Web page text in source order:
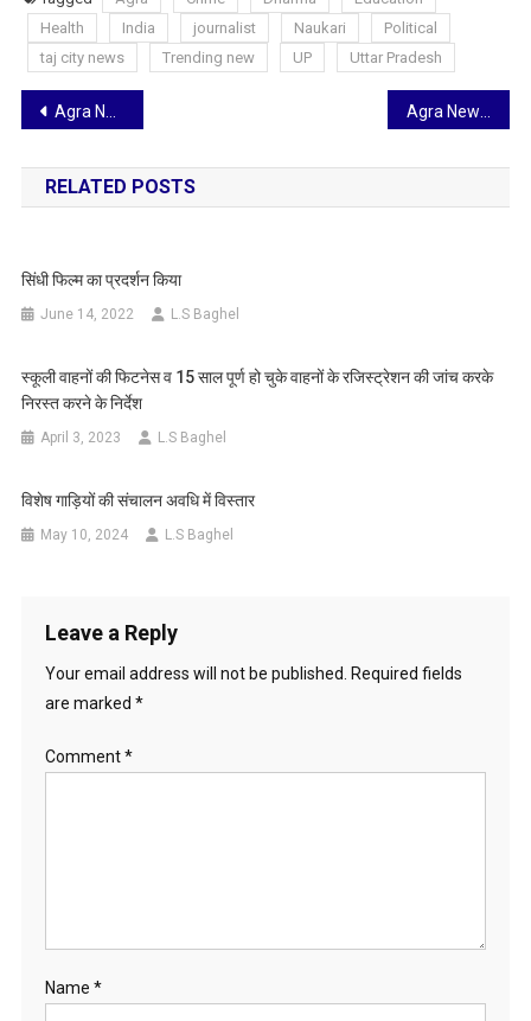
Health
India journalist Naukari
Political
taj city news
Trending new UP Uttar Pradesh
Post
navigation
Agra News: बारिश के बाद परेशानी से घिरे पिनाहट के लोग, चंबल पुल मार्ग पर कीचड़ बनी बड़ी मुसीबत, आना जाना हुआ मुश्किल Agra News: नेता रहे गायब! भक्तों ने उठाया माँ यमुना की सफाई बीड़ा, गंगा दशहरा से पहले आगरा में बड़े जन आंदोलन की शुरुआत
RELATED POSTS
सिंधी फिल्म का प्रदर्शन किया
June 14, 2022 L.S Baghel
स्कूली वाहनों की फिटनेस व 15 साल पूर्ण हो चुके वाहनों के रजिस्ट्रेशन की जांच करके
निरस्त करने के निर्देश
April 3, 2023 L.S Baghel
विशेष गाड़ियों की संचालन अवधि में विस्तार
May 10, 2024 L.S Baghel
Leave a Reply
Your email address will not be published. Required fields
are marked *
Comment*
Name *